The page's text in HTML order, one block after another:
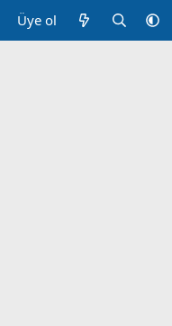
Üye ol